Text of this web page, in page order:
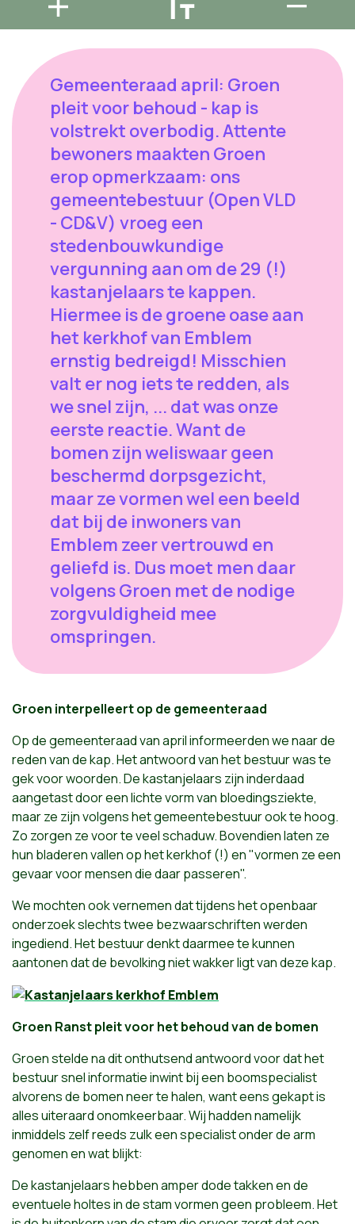
Gemeenteraad april: Groen
pleit voor behoud - kap is
volstrekt overbodig. Attente
bewoners maakten Groen
erop opmerkzaam: ons
gemeentebestuur (Open VLD
- CD&V) vroeg een
stedenbouwkundige
vergunning aan om de 29 (!)
kastanjelaars te kappen.
Hiermee is de groene oase aan
het kerkhof van Emblem
ernstig bedreigd! Misschien
valt er nog iets te redden, als
we snel zijn, ... dat was onze
eerste reactie. Want de
bomen zijn weliswaar geen
beschermd dorpsgezicht,
maar ze vormen wel een beeld
dat bij de inwoners van
Emblem zeer vertrouwd en
geliefd is. Dus moet men daar
volgens Groen met de nodige
zorgvuldigheid mee
omspringen.
Groen interpelleert op de gemeenteraad
Op de gemeenteraad van april informeerden we naar de
reden van de kap. Het antwoord van het bestuur was te
gek voor woorden. De kastanjelaars zijn inderdaad
aangetast door een lichte vorm van bloedingsziekte,
maar ze zijn volgens het gemeentebestuur ook te hoog.
Zo zorgen ze voor te veel schaduw. Bovendien laten ze
hun bladeren vallen op het kerkhof (!) en "vormen ze een
gevaar voor mensen die daar passeren".
We mochten ook vernemen dat tijdens het openbaar
onderzoek slechts twee bezwaarschriften werden
ingediend. Het bestuur denkt daarmee te kunnen
aantonen dat de bevolking niet wakker ligt van deze kap.
Groen Ranst pleit voor het behoud van de bomen
Groen stelde na dit onthutsend antwoord voor dat het
bestuur snel informatie inwint bij een boomspecialist
alvorens de bomen neer te halen, want eens gekapt is
alles uiteraard onomkeerbaar. Wij hadden namelijk
inmiddels zelf reeds zulk een specialist onder de arm
genomen en wat blijkt:
De kastanjelaars hebben amper dode takken en de
eventuele holtes in de stam vormen geen probleem. Het